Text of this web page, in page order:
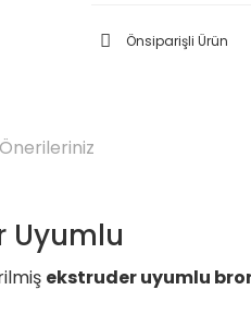
Önsiparişli Ürün
Önerileriniz
Uyumlu
ekstruder uyumlu